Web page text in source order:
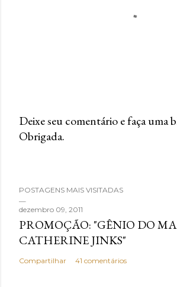
P
a
r
u
m
c
Deixe seu comentário e faça uma
Obrigada.
POSTAGENS MAIS VISITADAS
dezembro 09, 2011
PROMOÇÃO: "GÊNIO DO
CATHERINE JINKS"
Compartilhar 41 comentários